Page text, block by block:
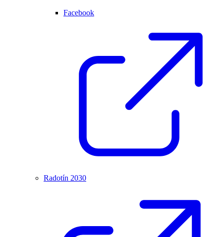
Facebook
Radotín 2030